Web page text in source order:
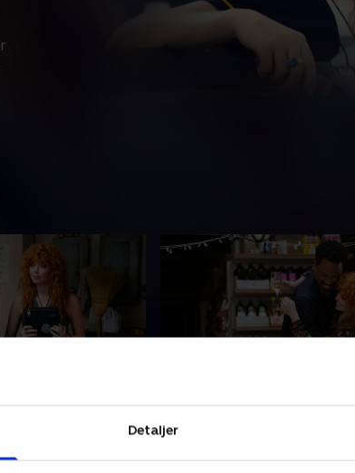
Detaljer
djævelske plan,
kæledyr.
Charlie møder en sød
da han bliver beskyldt for at